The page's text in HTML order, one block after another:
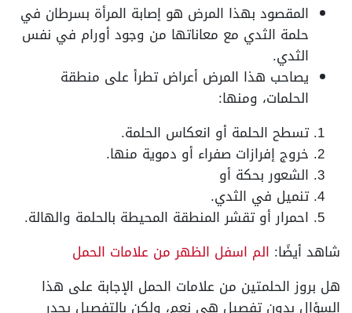
المقصود بهذا المرض هو إصابة المرأة بسرطان في
حلمة الثدي مع معاناتها من وجود أورام في نفس
الثدي.
يصاحب هذا المرض أعراض تطرأ على منطقة
الحلمات، ومنها:
تسطح الحلمة أو انعكاس الحلمة.
خروج إفرازات صفراء أو دموية منها.
الشعور بحكة أو
تنميل في الثدي.
احمرار أو تقشر المنطقة المحيطة بالحلمة والهالة.
شاهد أيضًا: الم اسفل الظهر من علامات الحمل
هل بروز الحلمتين من علامات الحمل الإجابة على هذا
السؤال بدون تفصيل هي نعم، ولكن بالتفصيل يجدر